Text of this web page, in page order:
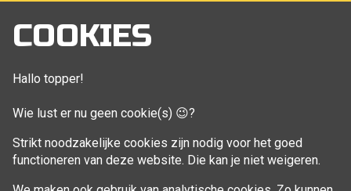
COOKIES
Hallo topper!
Wie lust er nu geen cookie(s) 😉?
Strikt noodzakelijke cookies zijn nodig voor het goed
functioneren van deze website. Die kan je niet weigeren.
Mijn account
Bestellingen
Aankoop beheren
VOLG MIJ